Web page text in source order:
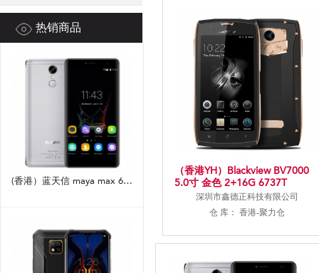
热销商品
(香港）蓝天信 maya max 6.0寸 灰色 3+32G 6750 1.5GHZ 八核标配
（香港YH）Blackview BV7000
5.0寸 金色 2+16G 6737T
1.5GHZ 四核标配+贴膜+耳机
+OTG 线
深圳市鑫德正科技有限公司
仓 库： 香港-聚力仓